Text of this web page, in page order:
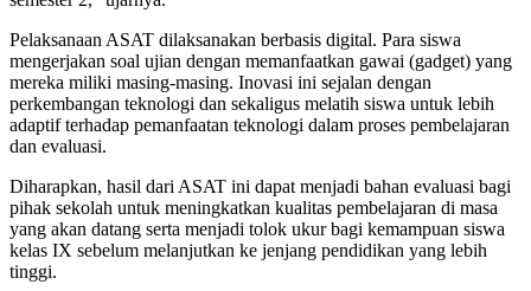
Pelaksanaan ASAT dilaksanakan berbasis digital. Para siswa
mengerjakan soal ujian dengan memanfaatkan gawai (gadget) yang
mereka miliki masing-masing. Inovasi ini sejalan dengan
perkembangan teknologi dan sekaligus melatih siswa untuk lebih
adaptif terhadap pemanfaatan teknologi dalam proses pembelajaran
dan evaluasi.
Diharapkan, hasil dari ASAT ini dapat menjadi bahan evaluasi bagi
pihak sekolah untuk meningkatkan kualitas pembelajaran di masa
yang akan datang serta menjadi tolok ukur bagi kemampuan siswa
kelas IX sebelum melanjutkan ke jenjang pendidikan yang lebih
tinggi.